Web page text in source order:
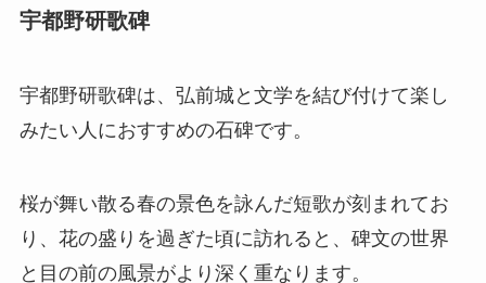
宇都野研歌碑
宇都野研歌碑は、弘前城と文学を結び付けて楽し
みたい人におすすめの石碑です。
桜が舞い散る春の景色を詠んだ短歌が刻まれてお
り、花の盛りを過ぎた頃に訪れると、碑文の世界
と目の前の風景がより深く重なります。